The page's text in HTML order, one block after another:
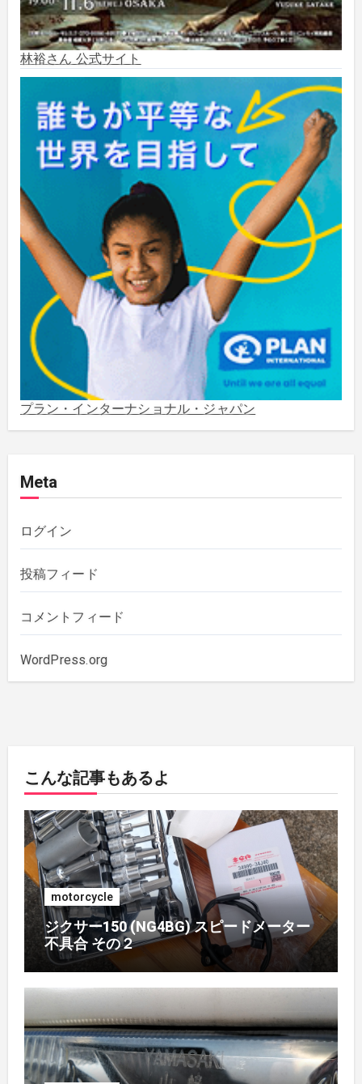
2024年7月 (1)
2024年6月 (6)
2024年5月 (4)
2024年2月 (1)
2023年8月 (1)
2023年5月 (2)
2023年4月
2022年1月
2021年5月 (3)
2021年3月 (1)
2020年11月
2020年10月
2019年12月
2019年11月
2019年10月
2018年5月
2018年4月 (1)
2017年7月 (2)
2017年4月 (1)
2017年3月
2017年2月
2017年1月 (1)
林裕さん 公式サイト
プラン・インターナショナル・ジャパン
Meta
ログイン
投稿フィード
コメントフィード
WordPress.org
こんな記事もあるよ
motorcycle
ジクサー150 (NG4BG) スピードメーター
不具合 その２